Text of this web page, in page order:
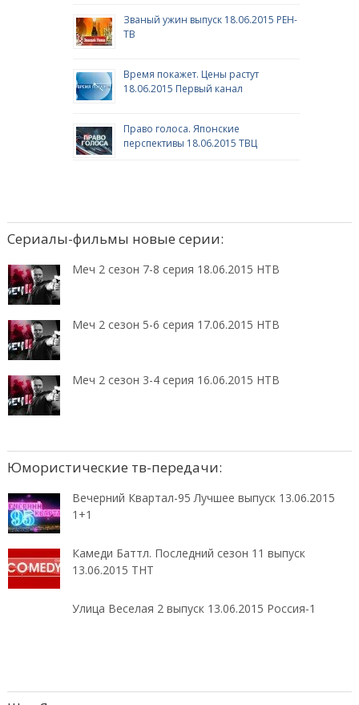
Званый ужин выпуск 18.06.2015 РЕН-
ТВ
Время покажет. Цены растут
18.06.2015 Первый канал
Право голоса. Японские
перспективы 18.06.2015 ТВЦ
Сериалы-фильмы новые серии:
Меч 2 сезон 7-8 серия 18.06.2015 НТВ
Меч 2 сезон 5-6 серия 17.06.2015 НТВ
Меч 2 сезон 3-4 серия 16.06.2015 НТВ
Юмористические тв-передачи:
Вечерний Квартал-95 Лучшее выпуск 13.06.2015
1+1
Камеди Баттл. Последний сезон 11 выпуск
13.06.2015 ТНТ
Улица Веселая 2 выпуск 13.06.2015 Россия-1